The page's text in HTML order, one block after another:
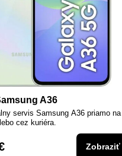
A36
servis Samsung A36 priamo na
cez kuriéra.
Zobraziť